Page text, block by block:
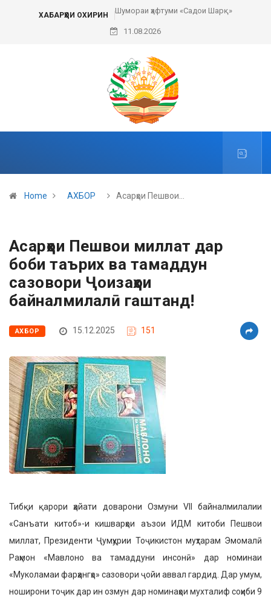
ХАБАРҲОИ ОХИРИН Шумораи ҳафтуми «Садои Шарқ»
11.08.2026
Home АХБОР Асарҳои Пешвои…
Асарҳои Пешвои миллат дар
боби таърих ва тамаддун
сазовори Ҷоизаҳои
байналмилалӣ гаштанд!
АХБОР 15.12.2025 151
Тибқи қарори ҳайати доварони Озмуни VII байналмилалии
«Санъати китоб»-и кишварҳои аъзои ИДМ китоби Пешвои
миллат, Президенти Ҷумҳурии Тоҷикистон муҳтарам Эмомалӣ
Раҳмон «Мавлоно ва тамаддуни инсонӣ» дар номинаи
«Муколамаи фарҳангҳо» сазовори ҷойи аввал гардид. Дар умум,
ноширони тоҷик дар ин озмун дар номинаҳои мухталиф соҳиби 9